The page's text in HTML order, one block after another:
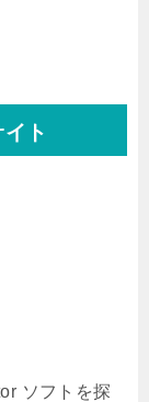
ト
ソフトを探